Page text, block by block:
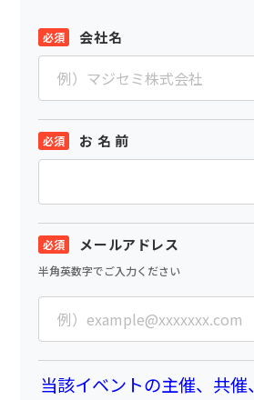
会社名
お 名 前
メールアドレス
半角英数字でご入力ください
当該イベントの主催、共